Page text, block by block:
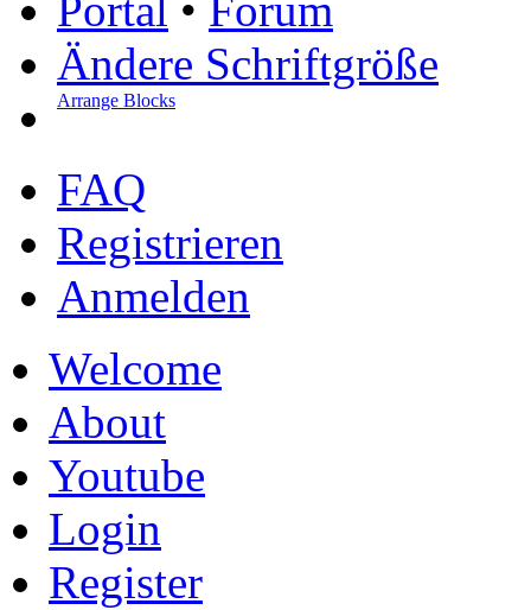
Portal • Forum
Ändere Schriftgröße
Arrange Blocks
FAQ
Registrieren
Anmelden
Welcome
About
Youtube
Login
Register